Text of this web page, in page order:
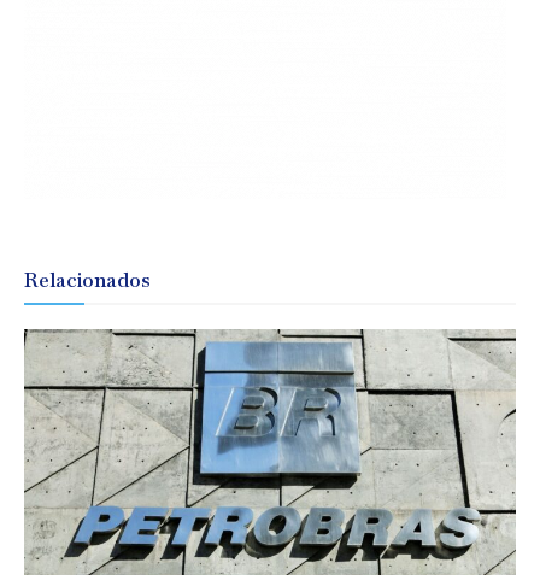
Relacionados